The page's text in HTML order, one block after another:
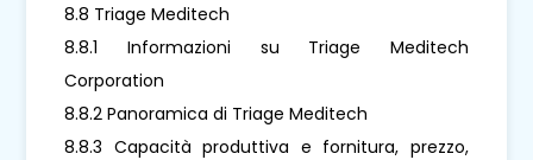
8.8 Triage Meditech
8.8.1 Informazioni su Triage Meditech
Corporation
8.8.2 Panoramica di Triage Meditech
8.8.3 Capacità produttiva e fornitura, prezzo,